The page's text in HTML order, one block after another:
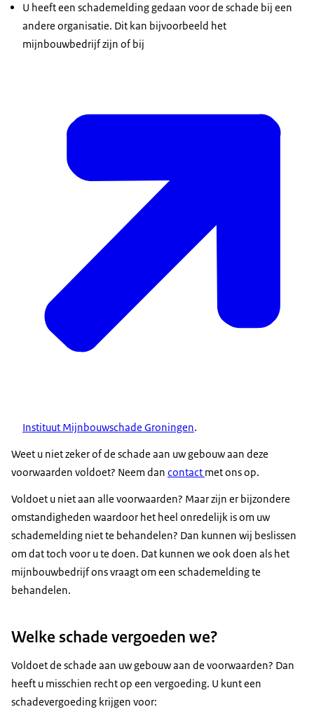
U heeft een schademelding gedaan voor de schade bij een
andere organisatie. Dit kan bijvoorbeeld het
mijnbouwbedrijf zijn of bij
Instituut Mijnbouwschade Groningen.
Weet u niet zeker of de schade aan uw gebouw aan deze
voorwaarden voldoet? Neem dan contact met ons op.
Voldoet u niet aan alle voorwaarden? Maar zijn er bijzondere
omstandigheden waardoor het heel onredelijk is om uw
schademelding niet te behandelen? Dan kunnen wij beslissen
om dat toch voor u te doen. Dat kunnen we ook doen als het
mijnbouwbedrijf ons vraagt om een schademelding te
behandelen.
Welke schade vergoeden we?
Voldoet de schade aan uw gebouw aan de voorwaarden? Dan
heeft u misschien recht op een vergoeding. U kunt een
schadevergoeding krijgen voor: